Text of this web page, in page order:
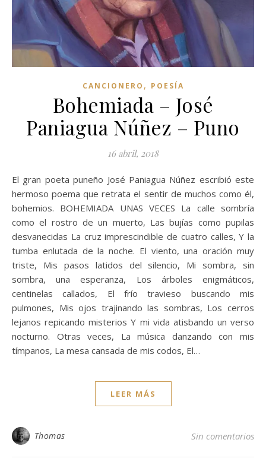
CANCIONERO , POESÍA
Bohemiada – José
Paniagua Núñez – Puno
16 abril, 2018
El gran poeta puneño José Paniagua Núñez escribió este
hermoso poema que retrata el sentir de muchos como él,
bohemios. BOHEMIADA UNAS VECES La calle sombría
como el rostro de un muerto, Las bujías como pupilas
desvanecidas La cruz imprescindible de cuatro calles, Y la
tumba enlutada de la noche. El viento, una oración muy
triste, Mis pasos latidos del silencio, Mi sombra, sin
sombra, una esperanza, Los árboles enigmáticos,
centinelas callados, El frío travieso buscando mis
pulmones, Mis ojos trajinando las sombras, Los cerros
lejanos repicando misterios Y mi vida atisbando un verso
nocturno. Otras veces, La música danzando con mis
tímpanos, La mesa cansada de mis codos, El…
LEER MÁS
Thomas Sin comentarios